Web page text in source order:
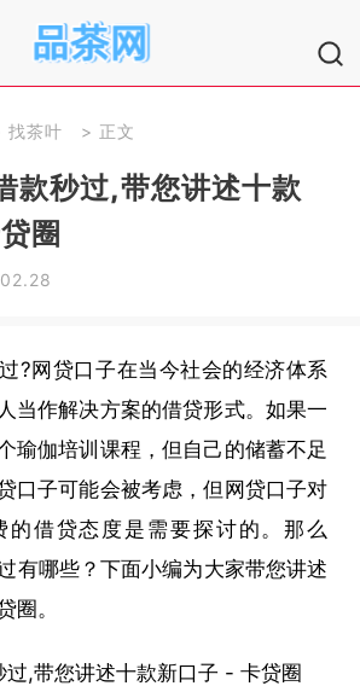
找茶叶 > 正文
秒过,带您讲述十款
圈
?网贷口子在当今社会的经济体系
当作解决方案的借贷形式。如果一
瑜伽培训课程，但自己的储蓄不足
口子可能会被考虑，但网贷口子对
的借贷态度是需要探讨的。那么
有哪些？下面小编为大家带您讲述
圈。